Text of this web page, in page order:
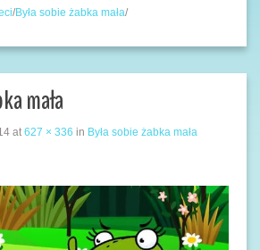
/Była sobie żabka mała/
mała
at627 × 336 in Była sobie żabka mała